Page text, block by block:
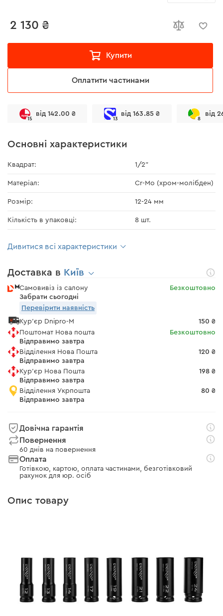
2 130 ₴
Купити
Оплатити частинами
15
від 142.00 ₴
13
від 163.85 ₴
8
від
Основні характеристики
Квадрат: 1/2"
Матеріал: Cr-Mo (хром-молібден)
Розмір: 12-24 мм
Кількість в упаковці: 8 шт.
Дивитися всі характеристики
Доставка в Київ
Самовивіз із салону
Забрати сьогодні
Безкоштовно
Перевірити наявність
Кур'єр Dnipro-M
150 ₴
Поштомат Нова пошта
Відправимо завтра
Безкоштовно
Відділення Нова Пошта
Відправимо завтра
120 ₴
Кур'єр Нова Пошта
Відправимо завтра
198 ₴
Відділення Укрпошта
Відправимо завтра
80 ₴
Довічна гарантія
Повернення
60 днів на повернення
Оплата
Готівкою, картою, оплата частинами, безготівковий
рахунок для юр. осіб
Опис товару